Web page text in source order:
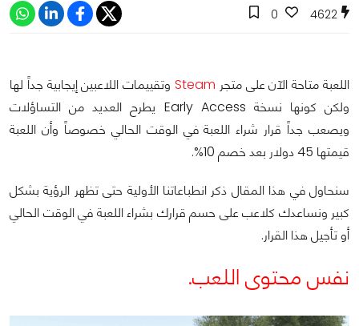
4622
0
اللعبة متاحة الآن على متجر Steam وتقييمات اللاعبين إيجابية جداً لها
ولكن كونها نسخة Early Access يطرح العديد من التساؤلات
ويصعب جداً قرار شراء اللعبة في الوقت الحالي خصوصاً وأن اللعبة
قيمتها 45 دولار بعد خصم 10%.
سنحاول في هذا المقال ذكر انطباعاتنا الأولية حتى تظهر الرؤية بشكل
كبير ونساعدك كلاعب على حسم قرارك بشراء اللعبة في الوقت الحالي
أو تأجيل هذا القرار.
نفس محتوى اللعب.